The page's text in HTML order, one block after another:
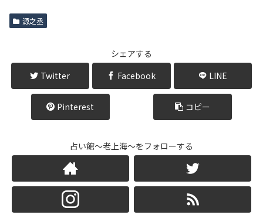
源之丞
シェアする
Twitter
Facebook LINE
Pinterest コピー
占い館～老上海～をフォローする